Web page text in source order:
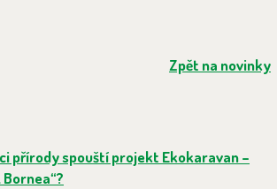
Zpět na novinky
přírody spouští projekt Ekokaravan –